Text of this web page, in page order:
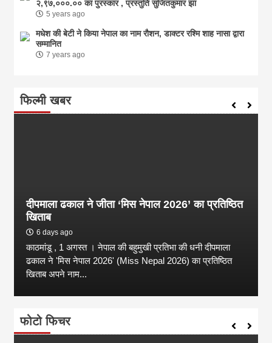
२,९७,०००.०० का पुरस्कार , प्रस्तुति सुजितकुमार झा
5 years ago
मधेश की बेटी ने किया नेपाल का नाम राैशन, डाक्टर रश्मि शाह नासा द्वारा
सम्मानित
7 years ago
फिल्मी खबर
दीपमाला ढकाल ने जीता ‘मिस नेपाल 2026’ का प्रतिष्ठित
खिताब
6 days ago
काठमांडू , 1 अगस्त । नेपाल की बहुमुखी प्रतिभा की धनी दीपमाला
ढकाल ने 'मिस नेपाल 2026' (Miss Nepal 2026) का प्रतिष्ठित
खिताब अपने नाम...
फोटो फिचर